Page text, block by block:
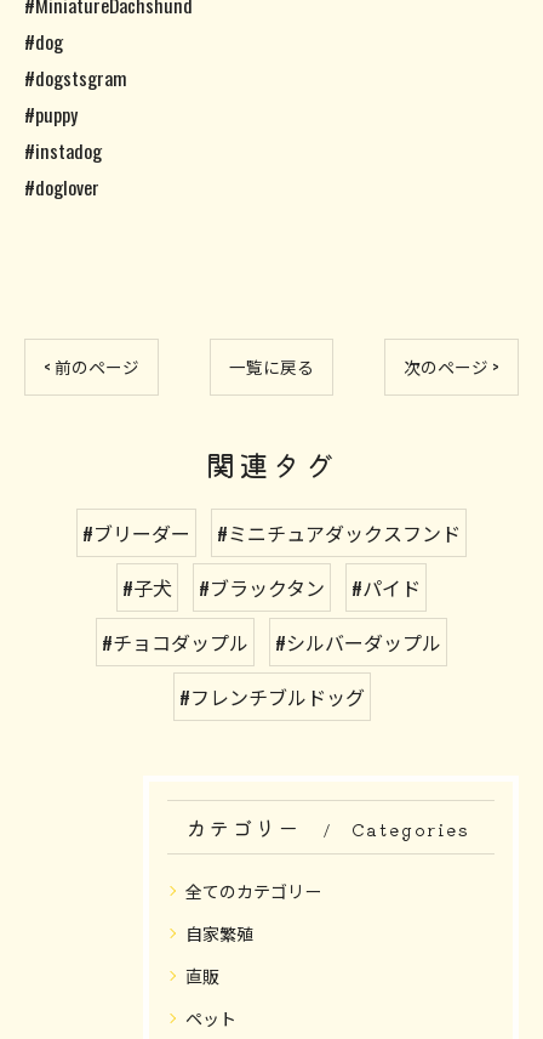
#dog
#dogstsgram
#puppy
#instadog
#doglover
< 前のページ 一覧に戻る 次のページ >
関連タグ
#ブリーダー
#ミニチュアダックスフンド
#子犬
#ブラックタン
#パイド
#チョコダップル
#シルバーダップル
#フレンチブルドッグ
カテゴリー Categories
全てのカテゴリー
自家繁殖
直販
ペット